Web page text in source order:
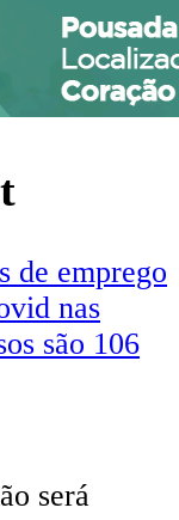
de emprego
nas
são 106
será